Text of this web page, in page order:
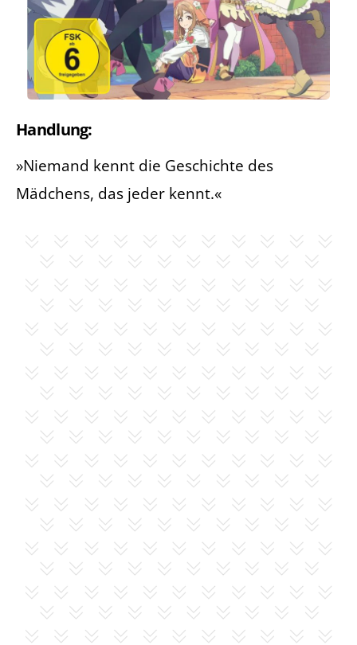
Handlung:
»Niemand kennt die Geschichte des
Mädchens, das jeder kennt.«